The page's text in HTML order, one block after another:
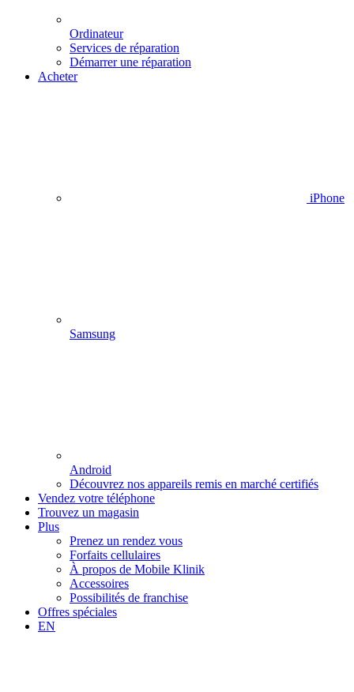
Ordinateur
Services de réparation
Démarrer une réparation
Acheter
iPhone
Samsung
Android
Découvrez nos appareils remis en marché certifiés
Vendez votre téléphone
Trouvez un magasin
Plus
Prenez un rendez vous
Forfaits cellulaires
À propos de Mobile Klinik
Accessoires
Possibilités de franchise
Offres spéciales
EN